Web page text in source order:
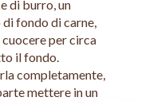
di burro, un
fondo di carne,
per circa
il fondo.
completamente,
mettere in un